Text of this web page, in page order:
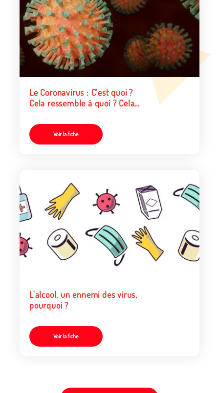
Le Coronavirus : C’est quoi ?
Cela ressemble à quoi ? Cela
s’en protéger ?
Voir la fiche
L'alcool, un ennemi des virus,
pourquoi ?
Voir la fiche